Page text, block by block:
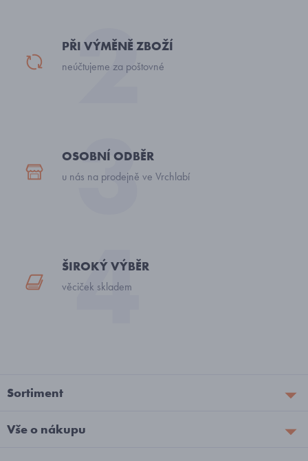
PŘI VÝMĚNĚ ZBOŽÍ
neúčtujeme za poštovné
OSOBNÍ ODBĚR
u nás na prodejně ve Vrchlabí
ŠIROKÝ VÝBĚR
věciček skladem
Sortiment
Vše o nákupu